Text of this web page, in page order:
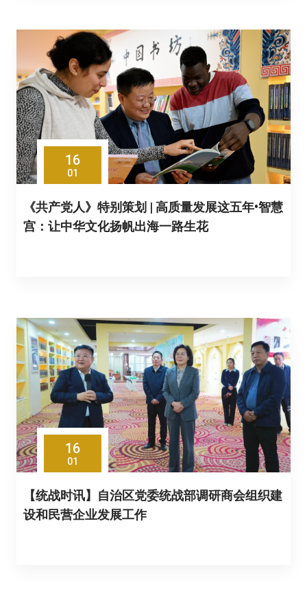
16
01
《共产党人》特别策划 | 高质量发展这五年•智慧
宫：让中华文化扬帆出海一路生花
16
01
【统战时讯】自治区党委统战部调研商会组织建
设和民营企业发展工作